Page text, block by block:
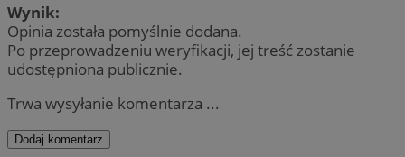
Wynik:
Opinia została pomyślnie dodana.
Po przeprowadzeniu weryfikacji, jej treść zostanie
udostępniona publicznie.
Trwa wysyłanie komentarza ...
Dodaj komentarz